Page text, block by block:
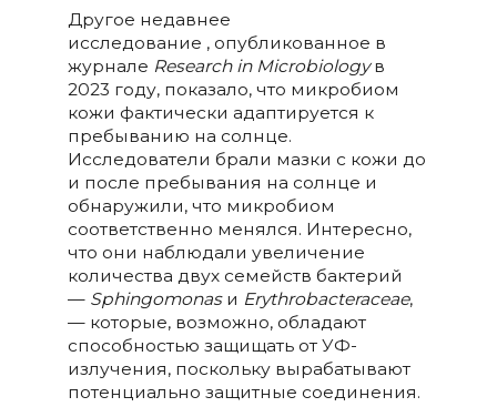
Другое недавнее
исследование , опубликованное в
журнале Research in Microbiologyв
2023 году, показало, что микробиом
кожи фактически адаптируется к
пребыванию на солнце.
Исследователи брали мазки с кожи до
и после пребывания на солнце и
обнаружили, что микробиом
соответственно менялся. Интересно,
что они наблюдали увеличение
количества двух семейств бактерий
— Sphingomonasи Erythrobacteraceae,
— которые, возможно, обладают
способностью защищать от УФ-
излучения, поскольку вырабатывают
потенциально защитные соединения.